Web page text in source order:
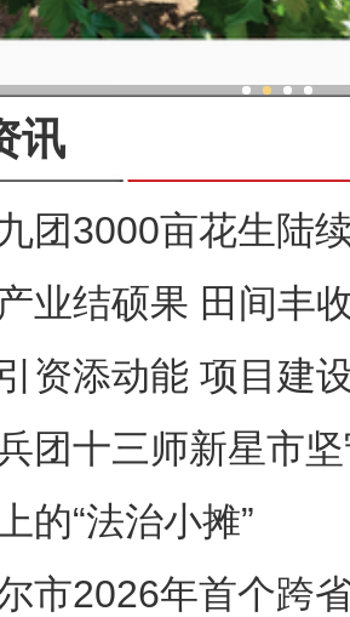
讯
团3000亩花生陆
产
业结硕果 田间丰
资添动能 项目建
团十三师新星市
名
的“法治小摊”
市2026年首个跨